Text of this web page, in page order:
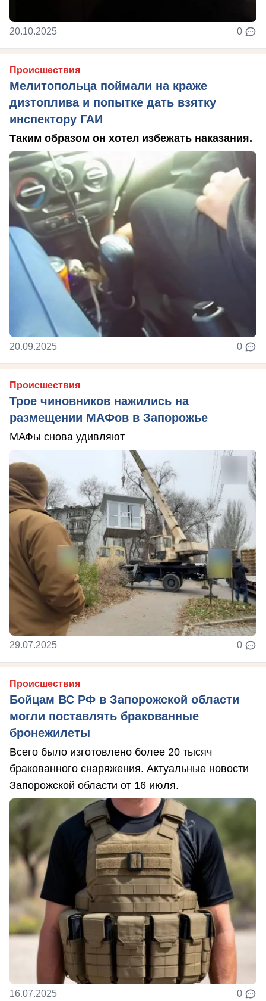
20.10.2025 0
Происшествия
Мелитопольца поймали на краже
дизтоплива и попытке дать взятку
инспектору ГАИ
Таким образом он хотел избежать наказания.
20.09.2025 0
Происшествия
Трое чиновников нажились на
размещении МАФов в Запорожье
МАФы снова удивляют
29.07.2025 0
Происшествия
Бойцам ВС РФ в Запорожской области
могли поставлять бракованные
бронежилеты
Всего было изготовлено более 20 тысяч
бракованного снаряжения. Актуальные новости
Запорожской области от 16 июля.
16.07.2025 0